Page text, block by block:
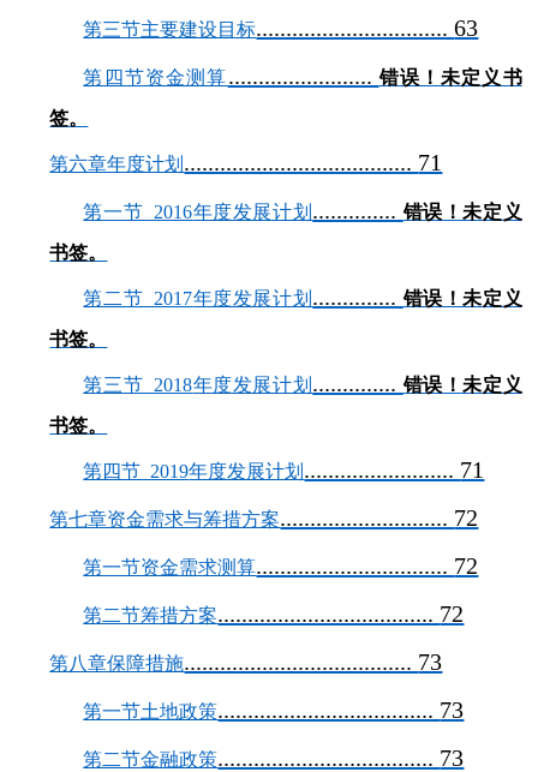
第三节主要建设目标................................63
第四节资金测算........................ 错误！未定义书
签。
第六章年度计划 ...................................... 71
第一节 2016年度发展计划 .............. 错误！未定义
书签。
第二节 2017年度发展计划 .............. 错误！未定义
书签。
第三节 2018年度发展计划 .............. 错误！未定义
书签。
第四节 2019年度发展计划 ......................... 71
第七章资金需求与筹措方案............................ 72
第一节资金需求测算................................ 72
第二节筹措方案.................................... 72
第八章保障措施...................................... 73
第一节土地政策.................................... 73
第二节金融政策.................................... 73